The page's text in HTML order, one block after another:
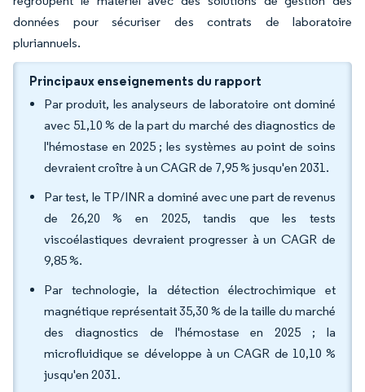
données pour sécuriser des contrats de laboratoire
pluriannuels.
Principaux enseignements du rapport
Par produit, les analyseurs de laboratoire ont dominé
avec 51,10 % de la part du marché des diagnostics de
l'hémostase en 2025 ; les systèmes au point de soins
devraient croître à un CAGR de 7,95 % jusqu'en 2031.
Par test, le TP/INR a dominé avec une part de revenus
de 26,20 % en 2025, tandis que les tests
viscoélastiques devraient progresser à un CAGR de
9,85 %.
Par technologie, la détection électrochimique et
magnétique représentait 35,30 % de la taille du marché
des diagnostics de l'hémostase en 2025 ; la
microfluidique se développe à un CAGR de 10,10 %
jusqu'en 2031.